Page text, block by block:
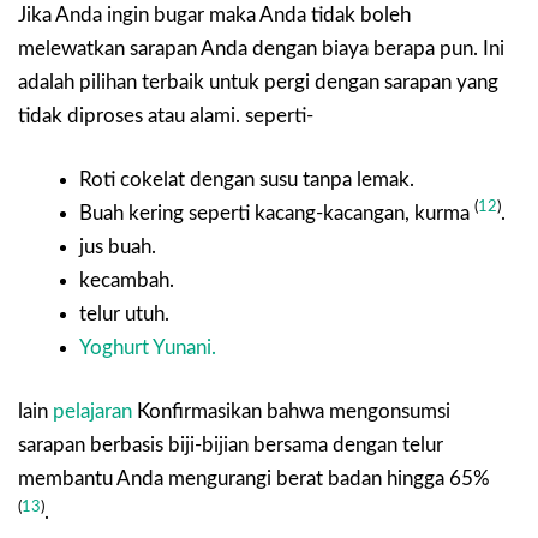
Jika Anda ingin bugar maka Anda tidak boleh
melewatkan sarapan Anda dengan biaya berapa pun. Ini
adalah pilihan terbaik untuk pergi dengan sarapan yang
tidak diproses atau alami. seperti-
Roti cokelat dengan susu tanpa lemak.
Buah kering seperti kacang-kacangan, kurma (12).
jus buah.
kecambah.
telur utuh.
Yoghurt Yunani.
lain pelajaran Konfirmasikan bahwa mengonsumsi
sarapan berbasis biji-bijian bersama dengan telur
membantu Anda mengurangi berat badan hingga 65%
(13).